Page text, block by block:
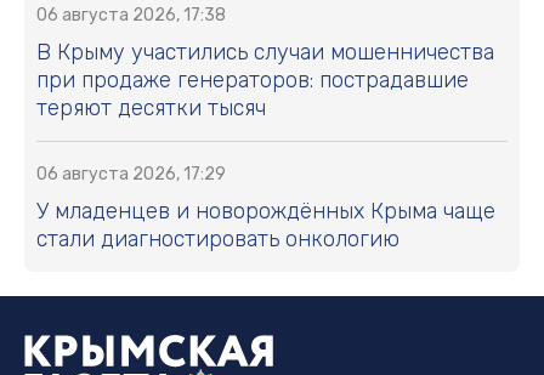
06 августа 2026, 17:38
В Крыму участились случаи мошенничества
при продаже генераторов: пострадавшие
теряют десятки тысяч
06 августа 2026, 17:29
У младенцев и новорождённых Крыма чаще
стали диагностировать онкологию